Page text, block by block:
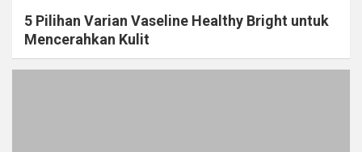
5 Pilihan Varian Vaseline Healthy Bright untuk
Mencerahkan Kulit